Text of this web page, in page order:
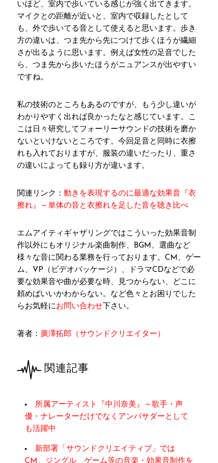
いほど、室内で歩いている感じが強く出てきます。
マイクとの距離が近いと、室内で収録したとして
も、外で歩いてる音として使えると思います。歩き
方の違いは、つま先から先につけて歩くほうが繊細
さが出るように思います。例えば女性の足音でした
ら、つま先から歩いたほうがニュアンスが出やすい
ですね。
私の技術のところもあるのですが、もう少し違いが
わかりやすく出れば良かったなと感じています。こ
こは日々研究してフォーリーサウンドの技術を磨か
ないといけないところです。今回足音と同時に衣擦
れも入れておりますが、服装の違いだったり、重さ
の違いによっても録り方が違います。
関連リンク： 動きを表現するのに最適な効果音『衣
擦れ』～単体の音と衣擦れを足した音を聴き比べ
エムアイティギャザリングではこういった効果音制
作以外にもオリジナル楽曲制作、BGM、選曲など
様々な音に関わる業務を行っております。CM、ゲー
ム、VP（ビデオパッケージ）、ドラマCDなどで必
要な効果音や曲が必要な時、見つからない、どこに
頼めばいいかわからない。など色々とお困りでした
らお気軽にお問い合わせ 下さい。
著者： 廣澤拓郎（サウンドクリエイター）
関連記事
所属アーティスト『中川奈美』～歌手・声
優・ナレーターだけでなくアンバサダーとして
も活躍中
新部署「サウンドクリエイティブ」では
CM、ジングル、ゲーム等の音楽・効果音制作を